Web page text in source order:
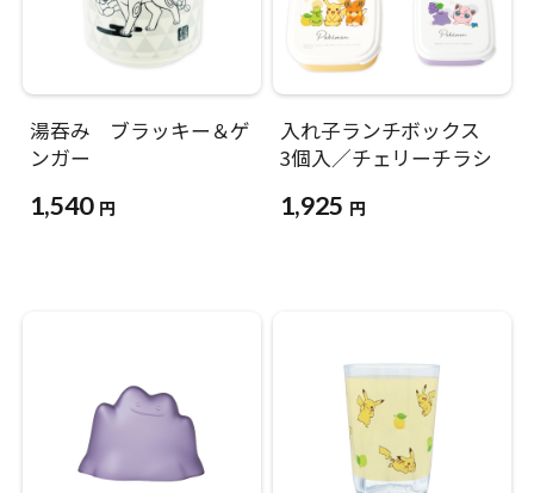
湯吞み ブラッキー＆ゲ
ンガー
1,540 円
入れ子ランチボックス
3個入／チェリーチラシ
1,925 円